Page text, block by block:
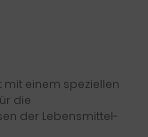
einem speziellen
die
der Lebensmittel-